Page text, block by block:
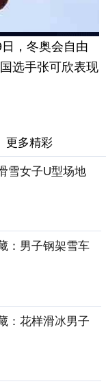
，冬奥会自由
选手张可欣表现
更多精彩
雪女子U型场地
：男子钢架雪车
：花样滑冰男子